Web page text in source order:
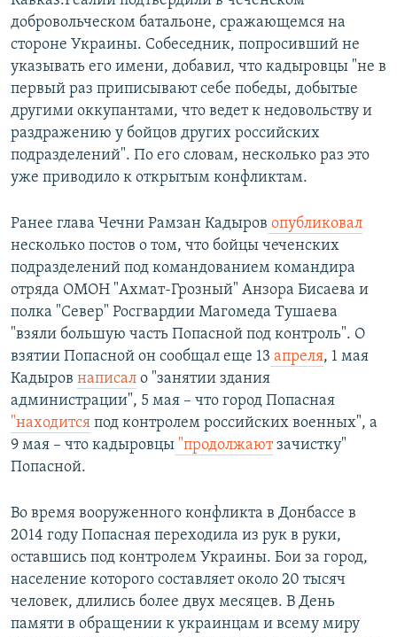
добровольческом батальоне, сражающемся на
стороне Украины. Собеседник, попросивший не
указывать его имени, добавил, что кадыровцы "не в
первый раз приписывают себе победы, добытые
другими оккупантами, что ведет к недовольству и
раздражению у бойцов других российских
подразделений". По его словам, несколько раз это
уже приводило к открытым конфликтам.
Ранее глава Чечни Рамзан Кадыров опубликовал
несколько постов о том, что бойцы чеченских
подразделений под командованием командира
отряда ОМОН "Ахмат-Грозный" Анзора Бисаева и
полка "Север" Росгвардии Магомеда Тушаева
"взяли большую часть Попасной под контроль". О
взятии Попасной он сообщал еще 13 апреля, 1 мая
Кадыров написал о "занятии здания
администрации", 5 мая – что город Попасная
"находится под контролем российских военных", а
9 мая – что кадыровцы "продолжаютзачистку"
Попасной.
Во время вооруженного конфликта в Донбассе в
2014 году Попасная переходила из рук в руки,
оставшись под контролем Украины. Бои за город,
население которого составляет около 20 тысяч
человек, длились более двух месяцев. В День
памяти в обращении к украинцам и всему миру